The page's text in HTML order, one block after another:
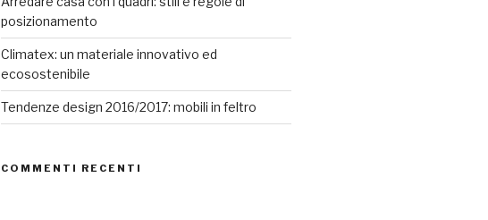
posizionamento
Climatex: un materiale innovativo ed
ecosostenibile
Tendenze design 2016/2017: mobili in feltro
COMMENTI RECENTI